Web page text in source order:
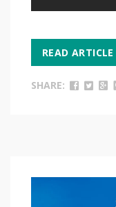
READ ARTICLE
SHARE: